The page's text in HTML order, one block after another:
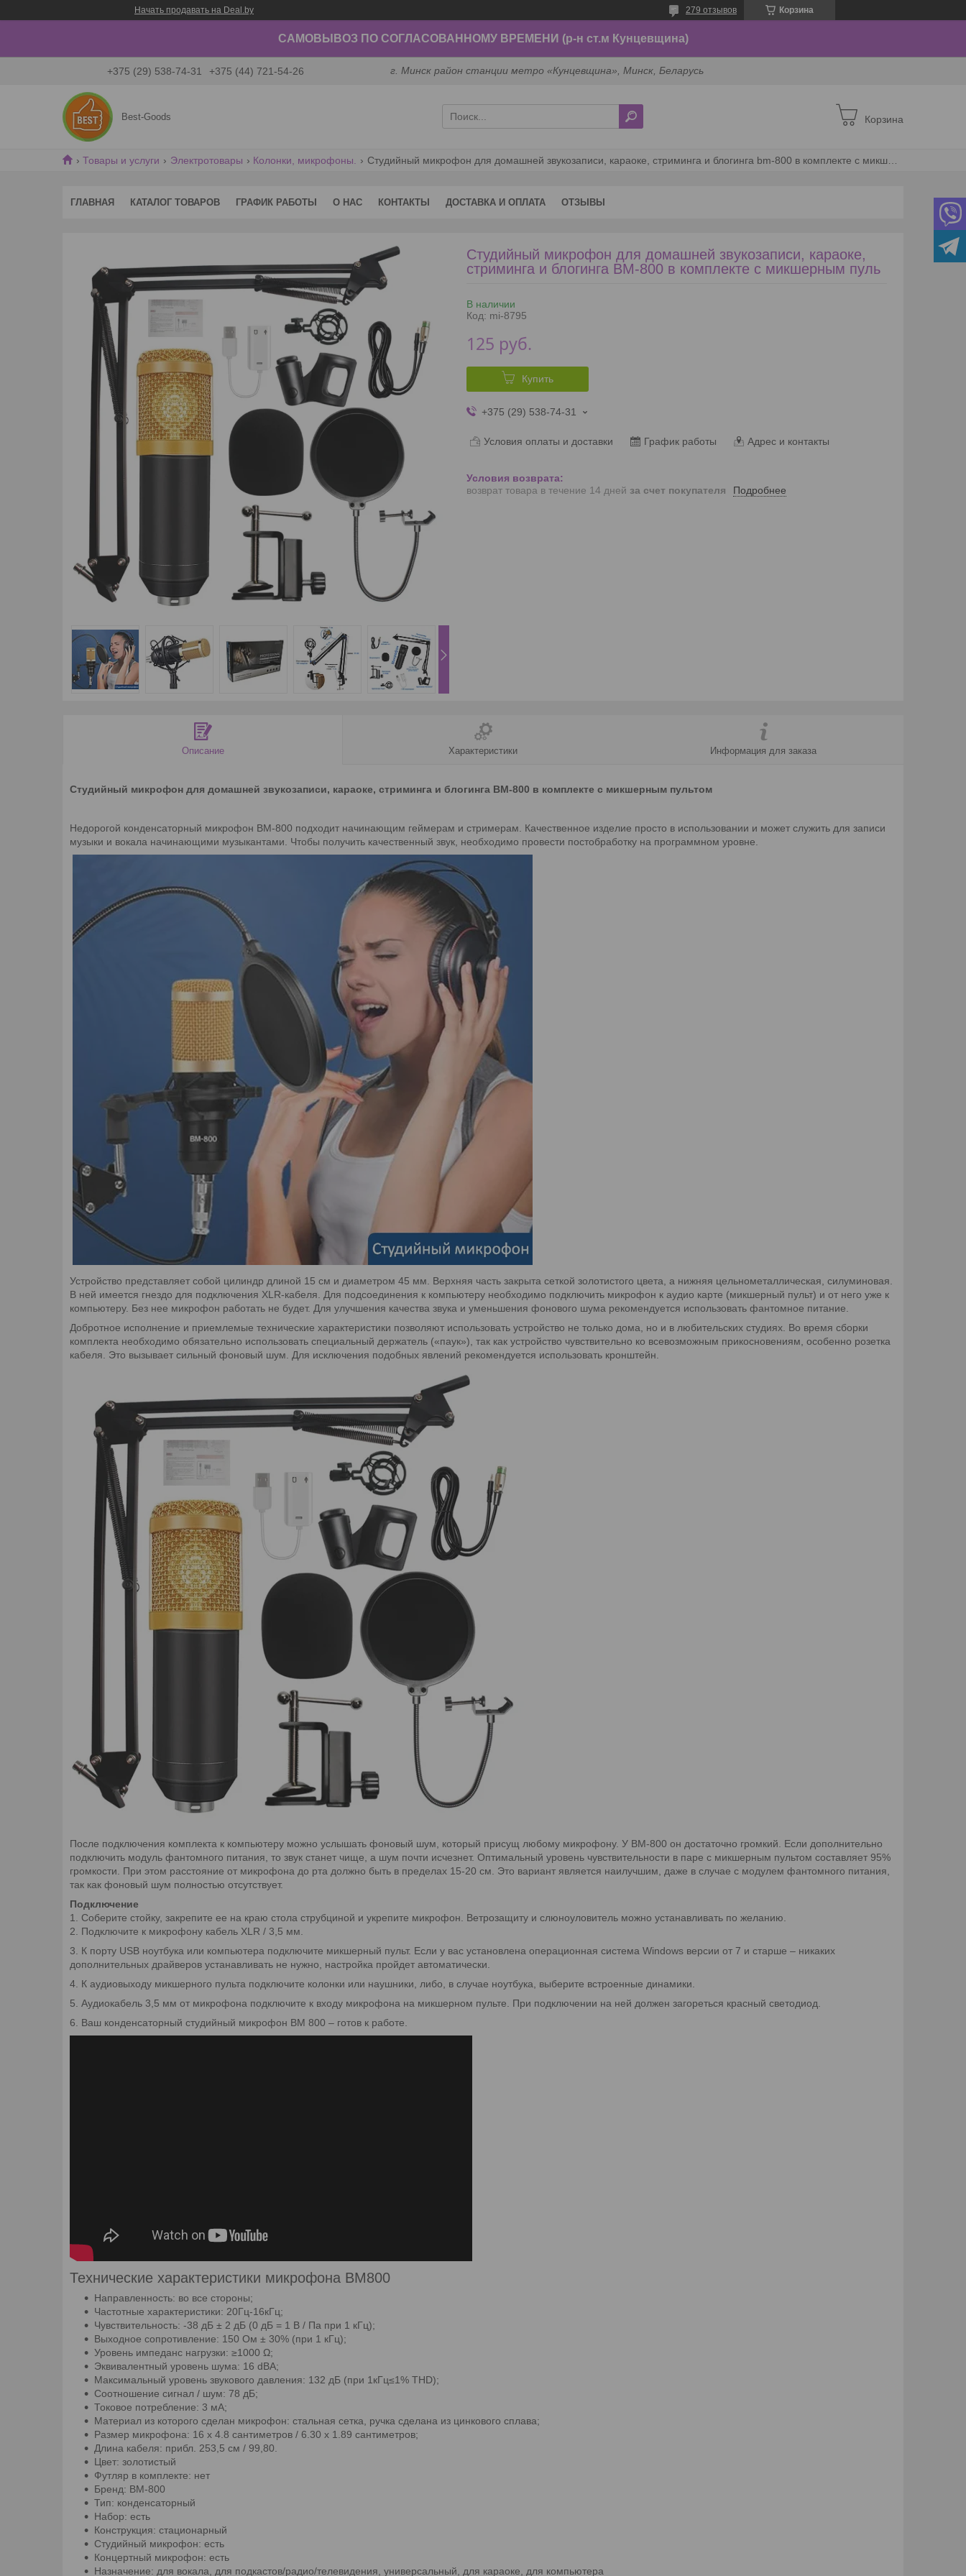
Начать продавать на Deal.by Корзина
279 отзывов
САМОВЫВОЗ ПО СОГЛАСОВАННОМУ ВРЕМЕНИ (р-н ст.м Кунцевщина)
+375 (29) 538-74-31 +375 (44) 721-54-26 г. Минск район станции метро «Кунцевщина», Минск, Беларусь
Best-Goods Корзина
Товары и услуги Электротовары Колонки, микрофоны.
ГЛАВНАЯ КАТАЛОГ ТОВАРОВ ГРАФИК РАБОТЫ О НАС КОНТАКТЫ ДОСТАВКА И ОПЛАТА ОТЗЫВЫ
Студийный микрофон для домашней звукозаписи, караоке,
стриминга и блогинга BM-800 в комплекте с микшерным пуль
В наличии
Код: mi-8795
125 руб.
Купить
+375 (29) 538-74-31
Условия оплаты и доставки График работы Адрес и контакты
возврат товара в течение 14 дней за счет покупателя Подробнее
Описание Характеристики Информация для заказа
Студийный микрофон для домашней звукозаписи, караоке, стриминга и блогинга BM-800 в комплекте с микшерным пультом
Недорогой конденсаторный микрофон BM-800 подходит начинающим геймерам и стримерам. Качественное изделие просто в использовании и может служить для записи
музыки и вокала начинающими музыкантами. Чтобы получить качественный звук, необходимо провести постобработку на программном уровне.
Устройство представляет собой цилиндр длиной 15 см и диаметром 45 мм. Верхняя часть закрыта сеткой золотистого цвета, а нижняя цельнометаллическая, силуминовая.
В ней имеется гнездо для подключения XLR-кабеля. Для подсоединения к компьютеру необходимо подключить микрофон к аудио карте (микшерный пульт) и от него уже к
компьютеру. Без нее микрофон работать не будет. Для улучшения качества звука и уменьшения фонового шума рекомендуется использовать фантомное питание.
Добротное исполнение и приемлемые технические характеристики позволяют использовать устройство не только дома, но и в любительских студиях. Во время сборки
комплекта необходимо обязательно использовать специальный держатель («паук»), так как устройство чувствительно ко всевозможным прикосновениям, особенно розетка
кабеля. Это вызывает сильный фоновый шум. Для исключения подобных явлений рекомендуется использовать кронштейн.
После подключения комплекта к компьютеру можно услышать фоновый шум, который присущ любому микрофону. У ВМ-800 он достаточно громкий. Если дополнительно
подключить модуль фантомного питания, то звук станет чище, а шум почти исчезнет. Оптимальный уровень чувствительности в паре с микшерным пультом составляет 95%
громкости. При этом расстояние от микрофона до рта должно быть в пределах 15-20 см. Это вариант является наилучшим, даже в случае с модулем фантомного питания,
так как фоновый шум полностью отсутствует.
Подключение
1. Соберите стойку, закрепите ее на краю стола струбциной и укрепите микрофон. Ветрозащиту и слюноуловитель можно устанавливать по желанию.
2. Подключите к микрофону кабель XLR / 3,5 мм.
3. К порту USB ноутбука или компьютера подключите микшерный пульт. Если у вас установлена операционная сиcтема Windows версии от 7 и старше – никаких
дополнительныx драйверов устанавливать не нужно, настройка пройдет автоматически.
4. К аудиовыходу микшерного пульта подключите колонки или наушники, либо, в случае ноутбука, выберите встроенные динамики.
5. Аудиокабель 3,5 мм от микрофона подключите к входу микрофона на микшерном пульте. При подключении на ней должен загореться красный светодиод.
6. Ваш конденсаторный студийный микрофон BM 800 – готов к работе.
Технические характеристики микрофона BM800
Направленность: во все стороны;
Частотные характеристики: 20Гц-16кГц;
Чувствительность: -38 дБ ± 2 дБ (0 дБ = 1 В / Па при 1 кГц);
Выходное сопротивление: 150 Ом ± 30% (при 1 кГц);
Уровень импеданс нагрузки: ≥1000 Ω;
Эквивалентный уровень шума: 16 dBA;
Максимальный уровень звукового давления: 132 дБ (при 1кГц≤1% THD);
Соотношение сигнал / шум: 78 дБ;
Токовое потребление: 3 мА;
Материал из которого сделан микрофон: стальная сетка, ручка сделана из цинкового сплава;
Размер микрофона: 16 x 4.8 сантиметров / 6.30 x 1.89 сантиметров;
Длина кабеля: прибл. 253,5 см / 99,80.
Цвет: золотистый
Футляр в комплекте: нет
Бренд: ВМ-800
Тип: конденсаторный
Набор: есть
Конструкция: стационарный
Студийный микрофон: есть
Концертный микрофон: есть
Назначение: для вокала, для подкастов/радио/телевидения, универсальный, для караоке, для компьютера